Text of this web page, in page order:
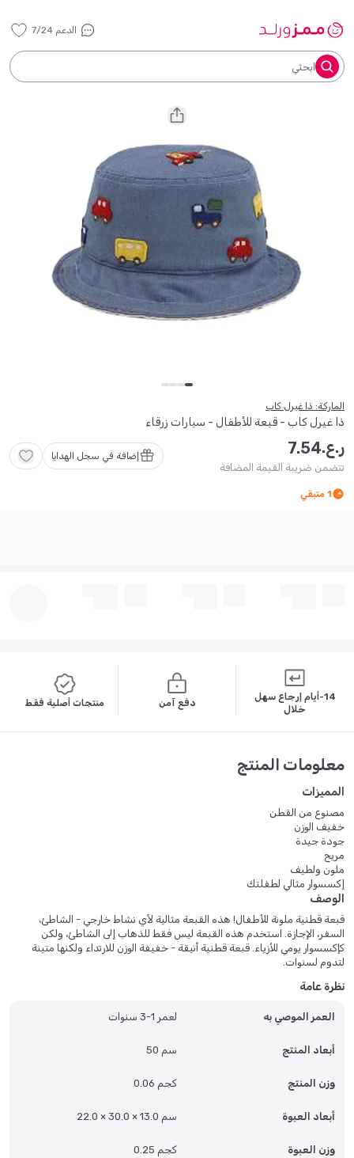
الدعم 7/24
ابحثي
الماركة: ذا غيرل كاب
ذا غيرل كاب - قبعة للأطفال - سيارات زرقاء
ر.ع. 7.54
تتضمن ضريبة القيمة المضافة
إضافة في سجل الهدايا
1 متبقي
14-أيام إرجاع سهل
خلال
دفع آمن منتجات أصلية فقط
معلومات المنتج
المميزات
مصنوع من القطن
خفيف الوزن
جودة جيدة
مريح
ملون ولطيف
إكسسوار مثالي لطفلتك
الوصف
قبعة قطنية ملونة للأطفال! هذه القبعة مثالية لأي نشاط خارجي - الشاطئ،
السفر، الإجازة. استخدم هذه القبعة ليس فقط للذهاب إلى الشاطئ، ولكن
كإكسسوار يومي للأزياء. قبعة قطنية أنيقة - خفيفة الوزن للارتداء ولكنها متينة
لتدوم لسنوات.
نظرة عامة
العمر الموصي به لعمر 1-3 سنوات
أبعاد المنتج 50 سم
وزن المنتج 0.06 كجم
أبعاد العبوة 22.0 × 30.0 × 13.0 سم
وزن العبوة 0.25 كجم